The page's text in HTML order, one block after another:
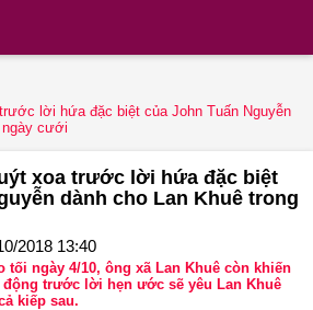
lời hứa đặc biệt của John Tuấn Nguyễn
ngày cưới
xoa trước lời hứa đặc biệt
dành cho Lan Khuê trong
2018 13:40
tối ngày 4/10, ông xã Lan Khuê còn khiến
trước lời hẹn ước sẽ yêu Lan Khuê
kiếp sau.